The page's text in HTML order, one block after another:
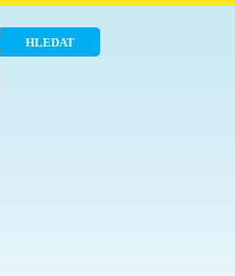
HLEDAT